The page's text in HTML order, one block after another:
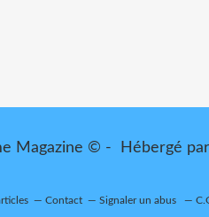
Magazine © - Hébergé par
Contact Signaler un abus